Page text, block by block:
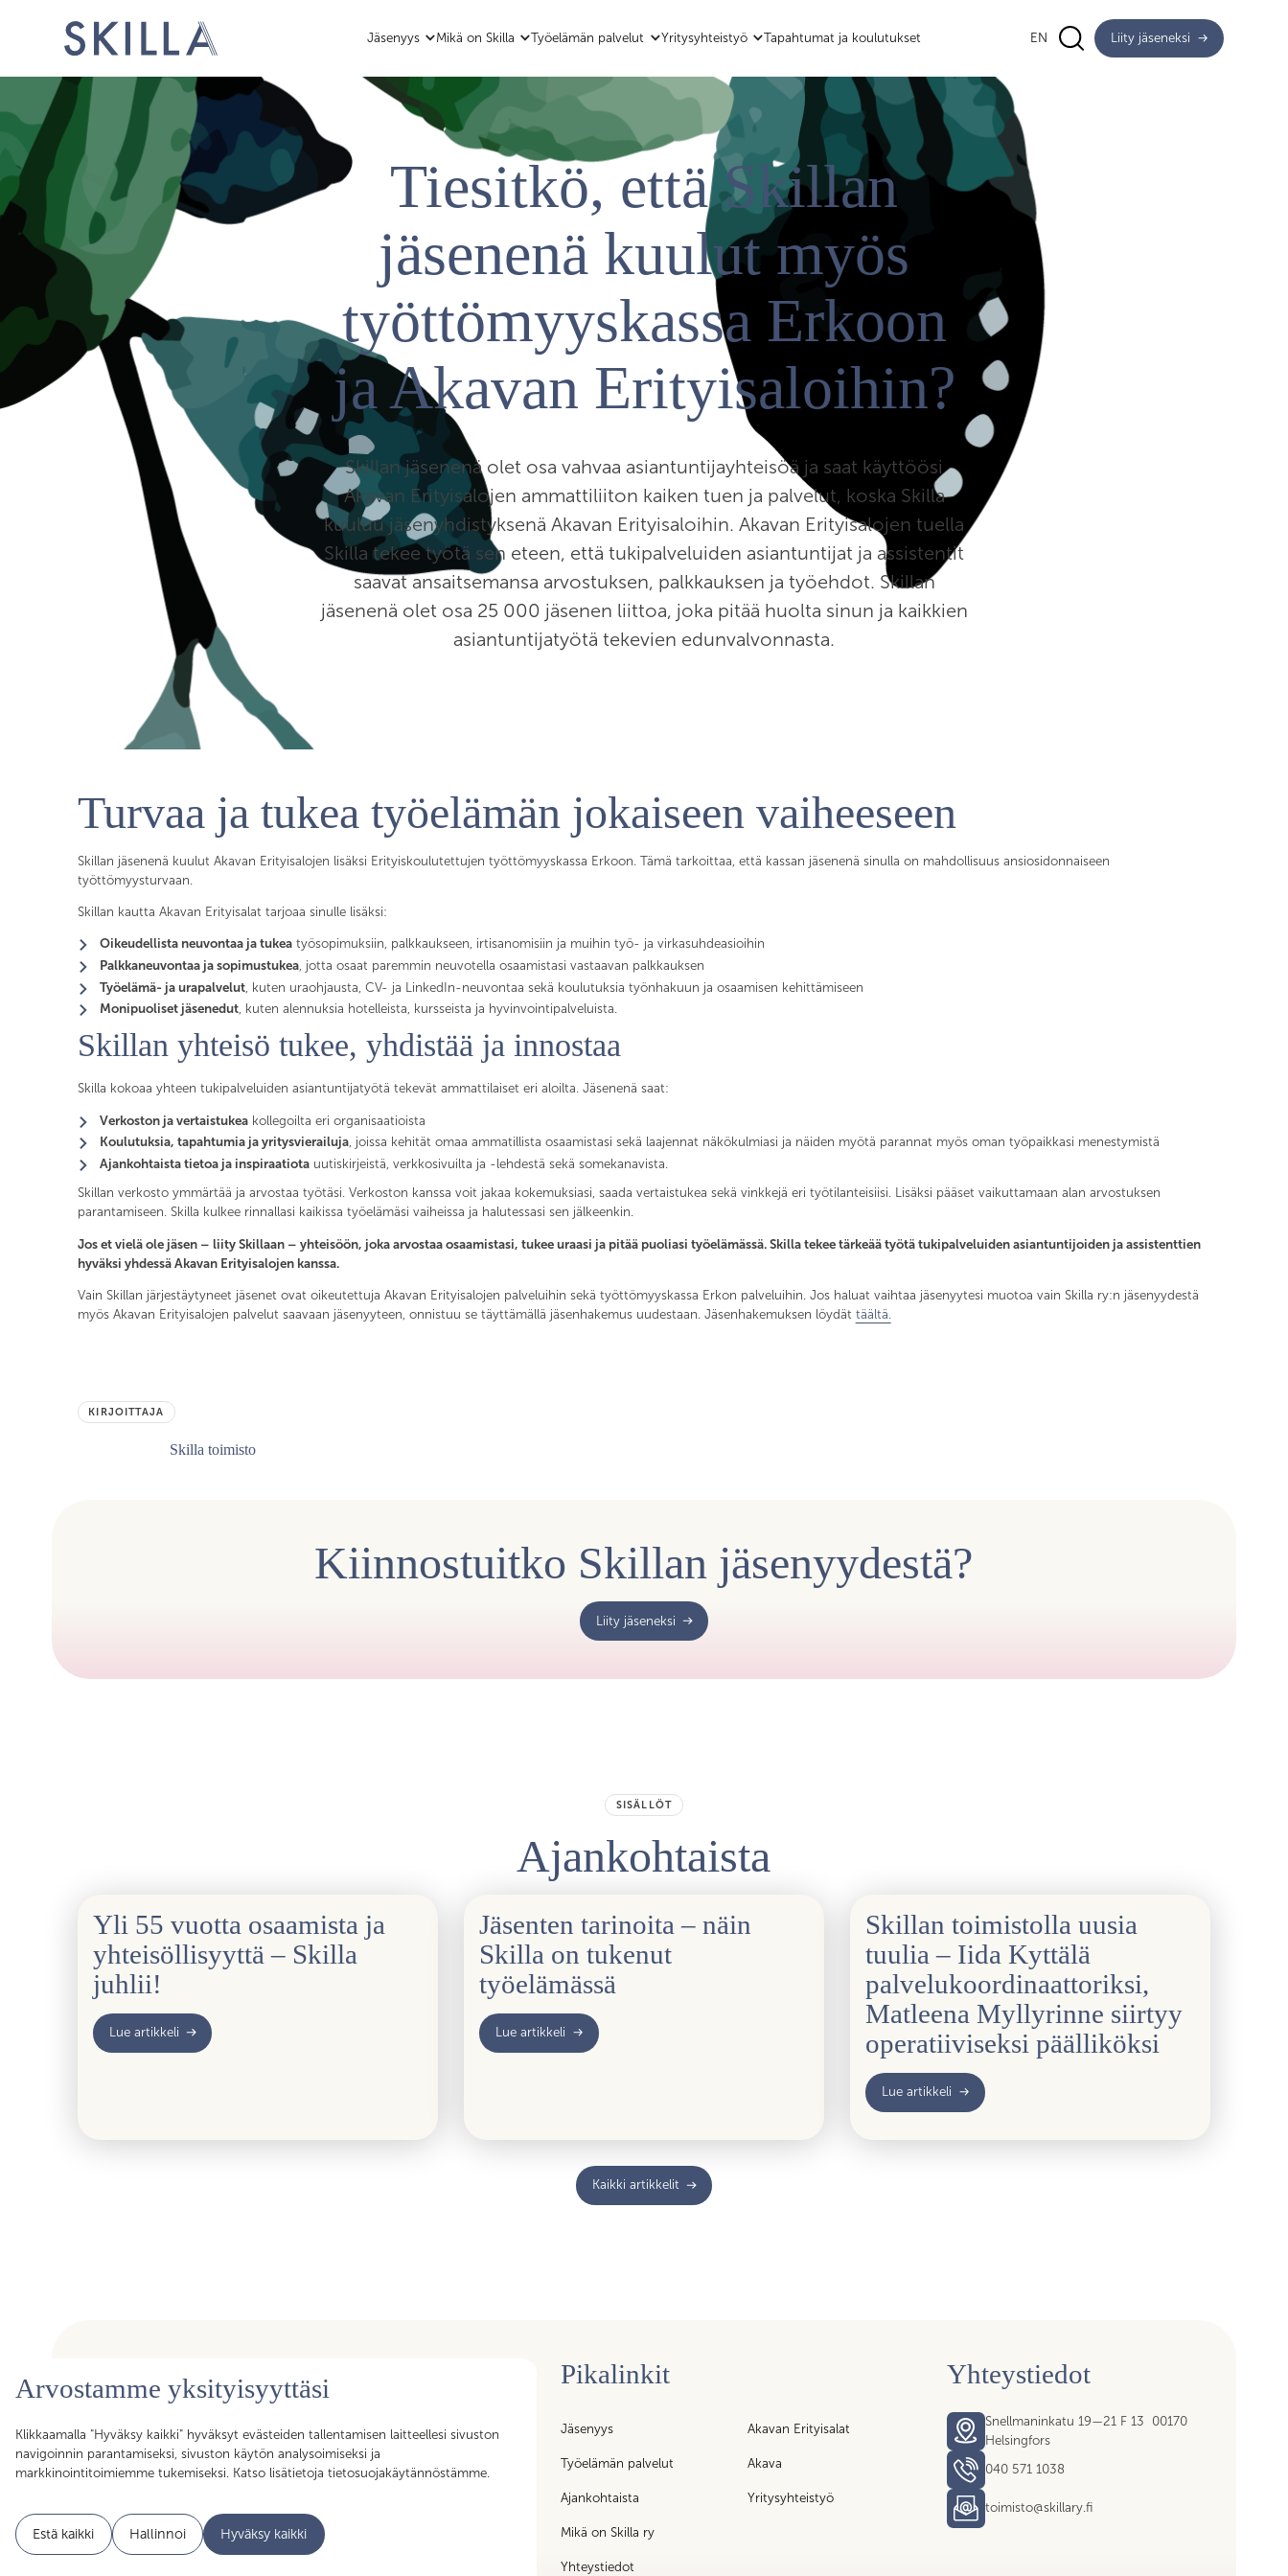
Jäsenyys Mikä on Skilla Työelämän palvelut Yritysyhteistyö Tapahtumat ja koulutukset EN Liity jäseneksi
Tiesitkö, että Skillan
jäsenenä kuulut myös
työttömyyskassa Erkoon
ja Akavan Erityisaloihin?
Skillan jäsenenä olet osa vahvaa asiantuntijayhteisöä ja saat käyttöösi
Akavan Erityisalojen ammattiliiton kaiken tuen ja palvelut, koska Skilla
kuuluu jäsenyhdistyksenä Akavan Erityisaloihin. Akavan Erityisalojen tuella
Skilla tekee työtä sen eteen, että tukipalveluiden asiantuntijat ja assistentit
saavat ansaitsemansa arvostuksen, palkkauksen ja työehdot. Skillan
jäsenenä olet osa 25 000 jäsenen liittoa, joka pitää huolta sinun ja kaikkien
asiantuntijatyötä tekevien edunvalvonnasta.
Turvaa ja tukea työelämän jokaiseen vaiheeseen
Skillan jäsenenä kuulut Akavan Erityisalojen lisäksi Erityiskoulutettujen työttömyyskassa Erkoon. Tämä tarkoittaa, että kassan jäsenenä sinulla on mahdollisuus ansiosidonnaiseen
työttömyysturvaan.
Skillan kautta Akavan Erityisalat tarjoaa sinulle lisäksi:
Oikeudellista neuvontaa ja tukea työsopimuksiin, palkkaukseen, irtisanomisiin ja muihin työ- ja virkasuhdeasioihin
Palkkaneuvontaa ja sopimustukea, jotta osaat paremmin neuvotella osaamistasi vastaavan palkkauksen
Työelämä- ja urapalvelut , kuten uraohjausta, CV- ja LinkedIn-neuvontaa sekä koulutuksia työnhakuun ja osaamisen kehittämiseen
Monipuoliset jäsenedut, kuten alennuksia hotelleista, kursseista ja hyvinvointipalveluista.
Skillan yhteisö tukee, yhdistää ja innostaa
Skilla kokoaa yhteen tukipalveluiden asiantuntijatyötä tekevät ammattilaiset eri aloilta. Jäsenenä saat:
Verkoston ja vertaistukea kollegoilta eri organisaatioista
Koulutuksia, tapahtumia ja yritysvierailuja, joissa kehität omaa ammatillista osaamistasi sekä laajennat näkökulmiasi ja näiden myötä parannat myös oman työpaikkasi menestymistä
Ajankohtaista tietoa ja inspiraatiota uutiskirjeistä, verkkosivuilta ja -lehdestä sekä somekanavista.
Skillan verkosto ymmärtää ja arvostaa työtäsi. Verkoston kanssa voit jakaa kokemuksiasi, saada vertaistukea sekä vinkkejä eri työtilanteisiisi. Lisäksi pääset vaikuttamaan alan arvostuksen
parantamiseen. Skilla kulkee rinnallasi kaikissa työelämäsi vaiheissa ja halutessasi sen jälkeenkin.
Jos et vielä ole jäsen – liity Skillaan – yhteisöön, joka arvostaa osaamistasi, tukee uraasi ja pitää puoliasi työelämässä. Skilla tekee tärkeää työtä tukipalveluiden asiantuntijoiden ja assistenttien
hyväksi yhdessä Akavan Erityisalojen kanssa.
Vain Skillan järjestäytyneet jäsenet ovat oikeutettuja Akavan Erityisalojen palveluihin sekä työttömyyskassa Erkon palveluihin. Jos haluat vaihtaa jäsenyytesi muotoa vain Skilla ry:n jäsenyydestä
myös Akavan Erityisalojen palvelut saavaan jäsenyyteen, onnistuu se täyttämällä jäsenhakemus uudestaan. Jäsenhakemuksen löydät täältä.
KIRJOITTAJA
Skilla toimisto
Kiinnostuitko Skillan jäsenyydestä?
Liity jäseneksi
SISÄLLÖT
Ajankohtaista
Yli 55 vuotta osaamista ja
yhteisöllisyyttä – Skilla
juhlii!
Lue artikkeli
Jäsenten tarinoita – näin
Skilla on tukenut
työelämässä
Lue artikkeli
Skillan toimistolla uusia
tuulia – Iida Kyttälä
palvelukoordinaattoriksi,
Matleena Myllyrinne siirtyy
operatiiviseksi päälliköksi
Lue artikkeli
Kaikki artikkelit
Arvostamme yksityisyyttäsi
Klikkaamalla "Hyväksy kaikki" hyväksyt evästeiden tallentamisen laitteellesi sivuston
navigoinnin parantamiseksi, sivuston käytön analysoimiseksi ja
markkinointitoimiemme tukemiseksi. Katso lisätietoja tietosuojakäytännöstämme.
Estä kaikki Hallinnoi Hyväksy kaikki
asiantuntijat, assistentit, koordinaattorit, esihenkilöt ja päälliköt – kaikki
sujuvan arjen mahdollistajat. Liittymällä Skillan jäseneksi saat
Akavan Erityisalojen liiton palvelut käyttöösi. Liity Skillaan, liity liittoon!
Pikalinkit
Jäsenyys
Työelämän palvelut
Ajankohtaista
Mikä on Skilla ry
Yhteystiedot
Akavan Erityisalat
Akava
Yritysyhteistyö
Yhteystiedot
Snellmaninkatu 19—21 F 13 00170
Helsingfors
040 571 1038
toimisto@skillary.fi